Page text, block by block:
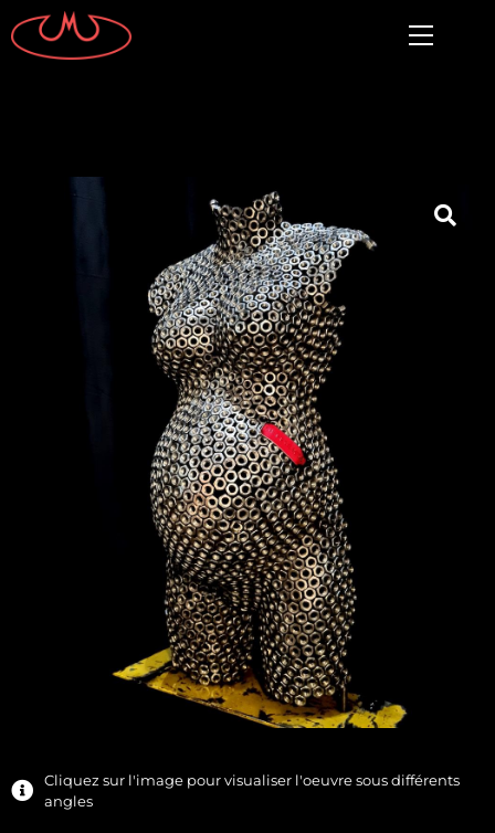
Cliquez sur l'image pour visualiser l'oeuvre sous différents
angles